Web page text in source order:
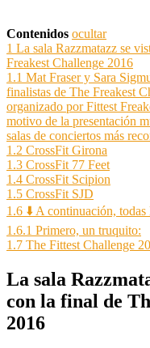
Contenidos ocultar
1 La sala Razzmatazz se
Freakest Challenge 2016
1.1 Mat Fraser y Sara
finalistas de The Freakest
organizado por Fittest
motivo de la presentación
salas de conciertos más
1.2 CrossFit Girona
1.3 CrossFit 77 Feet
1.4 CrossFit Scipion
1.5 CrossFit SJD
1.6 ⬇️ A continuación, todas
1.6.1 Primero, un truquito:
1.7 The Fittest Challenge
La sala
con la final de
2016